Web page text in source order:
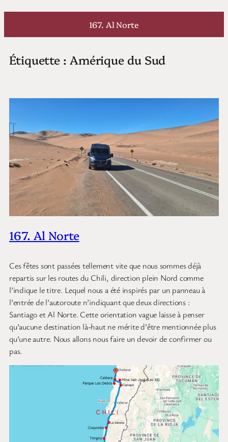
Aller
167. Al Norte
Étiquette : Amérique du Sud
167. Al Norte
Ces fêtes sont passées tellement vite que nous sommes déjà
repartis sur les routes du Chili, direction plein Nord comme
l’indique le titre. Lequel nous a été inspirés par un panneau à
l’entrée de l’autoroute n’indiquant que deux directions :
Santiago et Al Norte. Cette orientation vague laisse à penser
qu’aucune destination là-haut ne mérite d’être mentionnée plus
qu’une autre. Nous allons nous faire un devoir de confirmer ou
pas.